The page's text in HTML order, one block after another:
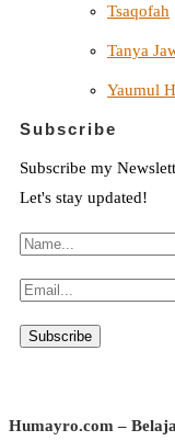
Tsaqofah
Tanya
Yaumul
Subscribe
Subscribe my
Let's stay updated!
Humayro.com –